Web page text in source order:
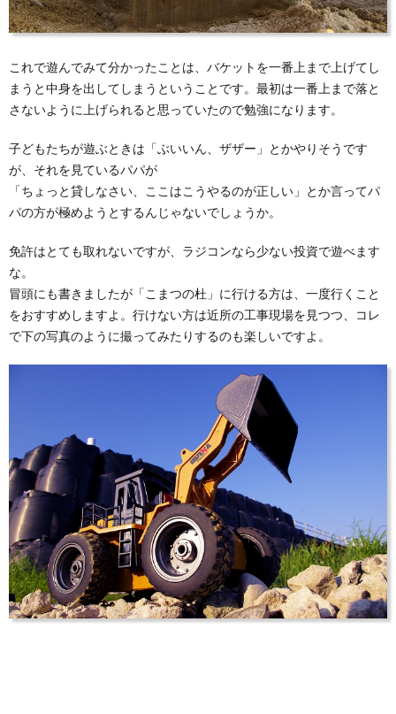
これで遊んでみて分かったことは、バケットを一番上まで上げてし
まうと中身を出してしまうということです。最初は一番上まで落と
さないように上げられると思っていたので勉強になります。
子どもたちが遊ぶときは「ぶいいん、ザザー」とかやりそうです
が、それを見ているパパが
「ちょっと貸しなさい、ここはこうやるのが正しい」とか言ってパ
パの方が極めようとするんじゃないでしょうか。
免許はとても取れないですが、ラジコンなら少ない投資で遊べます
な。
冒頭にも書きましたが「こまつの杜」に行ける方は、一度行くこと
をおすすめしますよ。行けない方は近所の工事現場を見つつ、コレ
で下の写真のように撮ってみたりするのも楽しいですよ。